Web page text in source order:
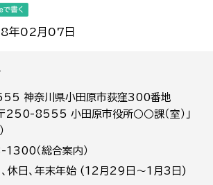
年02月07日
神奈川県小田原市荻窪300番地
250-8555 小田原市役所○○課（室）」
（総合案内）
、休日、年末年始 (12月29日～1月3日)